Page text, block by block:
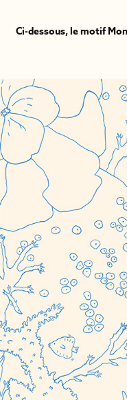
Ci-dessous, le motif